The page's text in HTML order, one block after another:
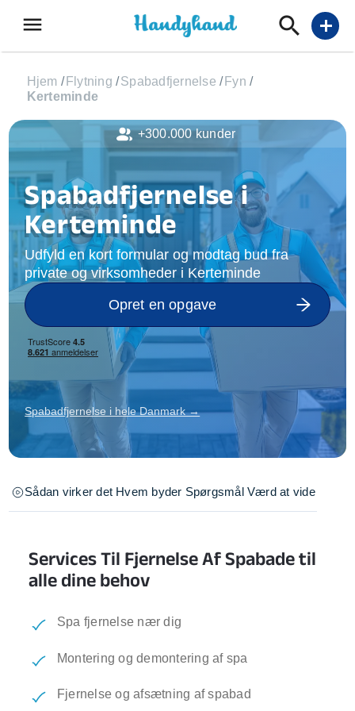
menu add
Hjem / Flytning /Spabadfjernelse / Fyn /
Kerteminde
Spabadfjernelse i
Kerteminde
Udfyld en kort formular og modtag bud fra
private og virksomheder i Kerteminde
Opret en opgave
Spabadfjernelse i hele Danmark →
Sådan virker det Hvem byder Spørgsmål Værd at vide
Services Til Fjernelse Af Spabade til
alle dine behov
Spa fjernelse nær dig
Montering og demontering af spa
Fjernelse og afsætning af spabad
+300.000 kunder